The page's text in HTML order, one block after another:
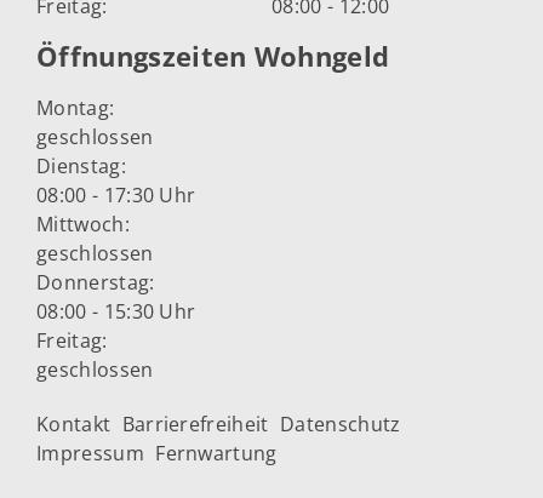
Freitag:
08:00 - 12:00
Öffnungszeiten Wohngeld
Montag:
geschlossen
Dienstag:
08:00 - 17:30 Uhr
Mittwoch:
geschlossen
Donnerstag:
08:00 - 15:30 Uhr
Freitag:
geschlossen
Kontakt Barrierefreiheit Datenschutz
Impressum Fernwartung